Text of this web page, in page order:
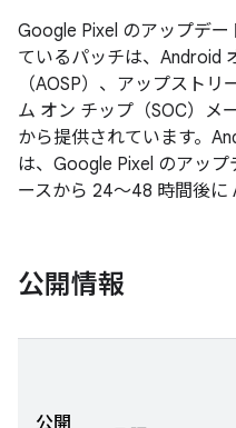
Google Pixel のアップデ
ているパッチは、Android
（AOSP）、アップスト
ム オン チップ（SOC）メ
から提供されています。
は、Google Pixel のアッ
ースから 24～48 時間後に
公開情報
公開